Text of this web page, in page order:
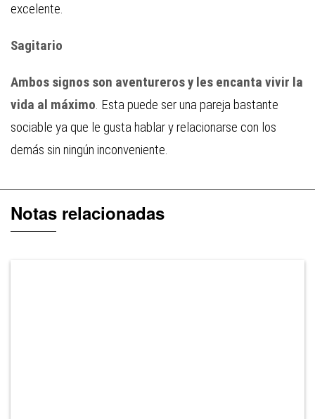
excelente.
Sagitario
Ambos signos son aventureros y les encanta vivir la
vida al máximo. Esta puede ser una pareja bastante
sociable ya que le gusta hablar y relacionarse con los
demás sin ningún inconveniente.
Notas relacionadas